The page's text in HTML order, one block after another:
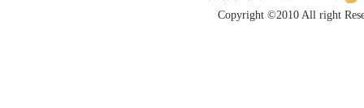
Copyright ©2010 All right